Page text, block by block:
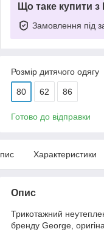
Що таке купити
Замовлення під
Розмір дитячого одягу
80 62 86
Готово до відправки
Характеристики
Опис
Трикотажний
бренду George,